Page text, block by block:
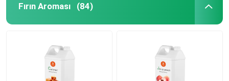
Fırın Aroması (84)